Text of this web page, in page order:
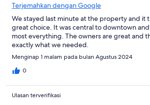
Terjemahkan dengan Google
We stayed last minute at the property and it
great choice. It was central to downtown and
most everything. The owners are great and
exactly what we needed.
Menginap 1 malam pada bulan Agustus 2024
0
Ulasan terverifikasi